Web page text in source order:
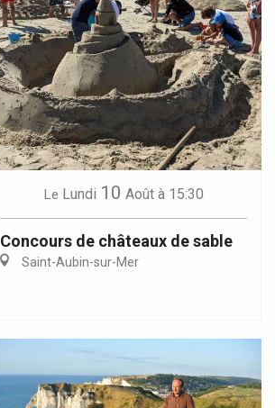
Le Lundi 10 Août à 15:30
Concours de châteaux de sable
Saint-Aubin-sur-Mer